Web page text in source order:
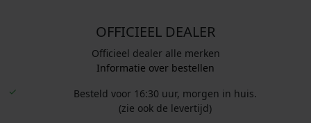
OFFICIEEL DEALER
Officieel dealer alle merken
Informatie over bestellen
Besteld voor 16:30 uur, morgen in huis.
(zie ook de levertijd)